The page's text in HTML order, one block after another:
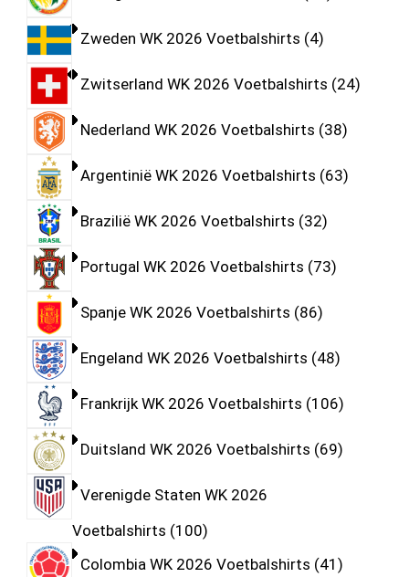
Zweden WK 2026 Voetbalshirts 4
Zwitserland WK 2026 Voetbalshirts 24
Nederland WK 2026 Voetbalshirts 38
Argentinië WK 2026 Voetbalshirts 63
Brazilië WK 2026 Voetbalshirts 32
Portugal WK 2026 Voetbalshirts 73
Spanje WK 2026 Voetbalshirts 86
Engeland WK 2026 Voetbalshirts 48
Frankrijk WK 2026 Voetbalshirts 106
Duitsland WK 2026 Voetbalshirts 69
Verenigde Staten WK 2026
Voetbalshirts 100
Colombia WK 2026 Voetbalshirts 41